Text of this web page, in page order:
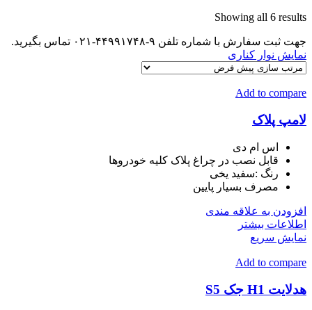
Showing all 6 results
جهت ثبت سفارش با شماره تلفن ۹-۴۴۹۹۱۷۴۸-۰۲۱ تماس بگیرید.
نمایش نوار کناری
Add to compare
لامپ پلاک
اس ام دی
قابل نصب در چراغ پلاک کلیه خودروها
رنگ :سفید یخی
مصرف بسیار پایین
افزودن به علاقه مندی
اطلاعات بیشتر
نمایش سریع
Add to compare
هدلایت H1 جک S5